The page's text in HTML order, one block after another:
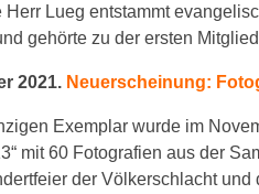
Herr Lueg entstammt
gehörte zu der ersten
2021. Neuerscheinung:
Exemplar wurde im
mit 60 Fotografien aus der
der Völkerschlacht